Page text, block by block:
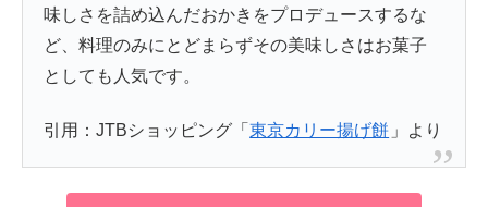
味しさを詰め込んだおかきをプロデュースするな
ど、料理のみにとどまらずその美味しさはお菓子
としても人気です。
引用：JTBショッピング「東京カリー揚げ餅 」より